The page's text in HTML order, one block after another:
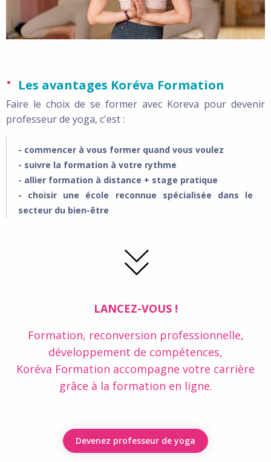
Les avantages Koréva Formation
Faire le choix de se former avec Koreva pour devenir
professeur de yoga, c'est :
- commencer à vous former quand vous voulez
- suivre la formation à votre rythme
- allier formation à distance + stage pratique
- choisir une école reconnue spécialisée dans le
secteur du bien-être
LANCEZ-VOUS !
Formation, reconversion professionnelle,
développement de compétences,
Koréva Formation accompagne votre carrière
grâce à la formation en ligne.
Devenez professeur de yoga